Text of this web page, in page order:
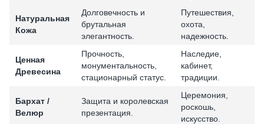
Натуральная
Кожа
Долговечность и
брутальная
элегантность.
Путешествия,
охота,
надежность.
Ценная
Древесина
Прочность,
монументальность,
стационарный статус.
Наследие,
кабинет,
традиции.
Бархат /
Велюр
Защита и королевская
презентация.
Церемония,
роскошь,
искусство.